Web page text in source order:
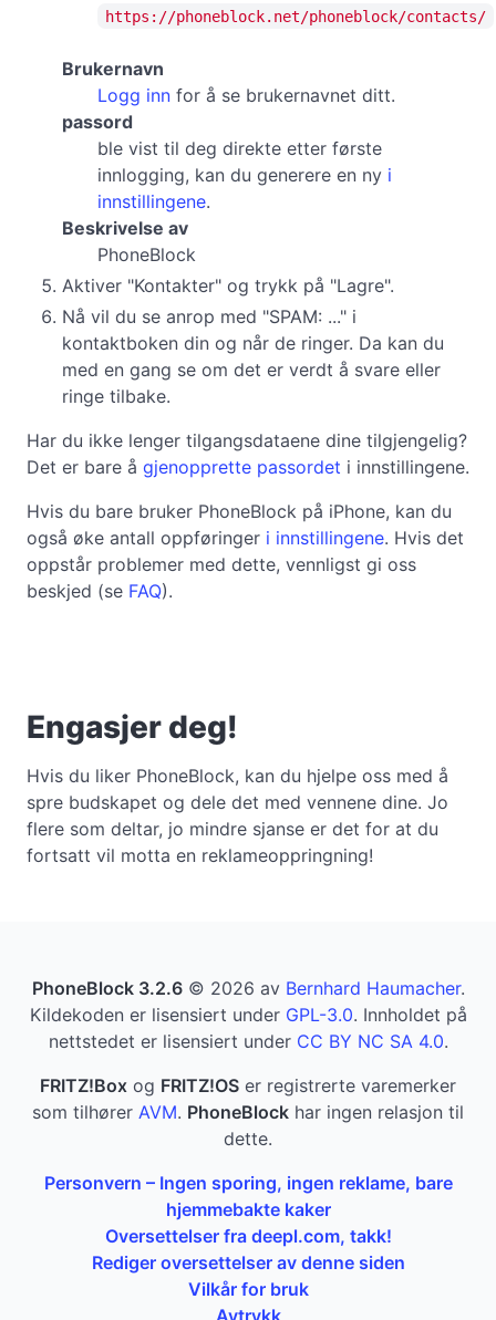
https://phoneblock.net/phoneblock/contacts/
Brukernavn
Logg inn for å se brukernavnet ditt.
passord
ble vist til deg direkte etter første
innlogging, kan du generere en ny i
innstillingene.
Beskrivelse av
PhoneBlock
Aktiver "Kontakter" og trykk på "Lagre".
Nå vil du se anrop med "SPAM: ..." i
kontaktboken din og når de ringer. Da kan du
med en gang se om det er verdt å svare eller
ringe tilbake.
Har du ikke lenger tilgangsdataene dine tilgjengelig?
Det er bare å gjenopprette passordet i innstillingene.
Hvis du bare bruker PhoneBlock på iPhone, kan du
også øke antall oppføringer i innstillingene. Hvis det
oppstår problemer med dette, vennligst gi oss
beskjed (se FAQ).
Engasjer deg!
Hvis du liker PhoneBlock, kan du hjelpe oss med å
spre budskapet og dele det med vennene dine. Jo
flere som deltar, jo mindre sjanse er det for at du
fortsatt vil motta en reklameoppringning!
PhoneBlock 3.2.6© 2026 av Bernhard Haumacher.
Kildekoden er lisensiert under GPL-3.0. Innholdet på
nettstedet er lisensiert under CC BY NC SA 4.0.
FRITZ!Box og FRITZ!OS er registrerte varemerker
som tilhører AVM. PhoneBlock har ingen relasjon til
dette.
Personvern – Ingen sporing, ingen reklame, bare
hjemmebakte kaker
Oversettelser fra deepl.com, takk!
Rediger oversettelser av denne siden
Vilkår for bruk
Avtrykk